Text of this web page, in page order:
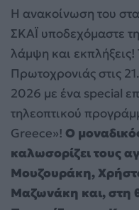
Η ανακοίνωση του
ΣΚΑΪ υποδεχόμαστε
λάμψη και
Πρωτοχρονιάς στις
2026 με ένα special
τηλεοπτικού
Greece»! Ο
καλωσορίζει τους
Μουζουράκη,
Μαζωνάκη και, στη